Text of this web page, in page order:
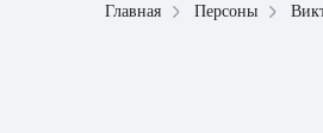
Главная Персоны